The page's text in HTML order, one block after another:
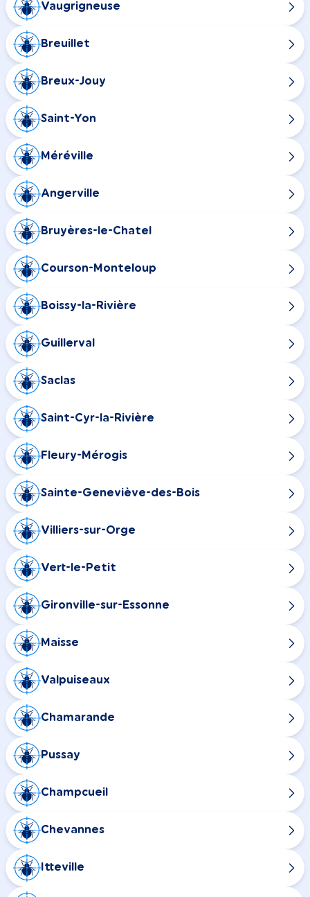
Vaugrigneuse
Breuillet
Breux-Jouy
Saint-Yon
Méréville
Angerville
Bruyères-le-Chatel
Courson-Monteloup
Boissy-la-Rivière
Guillerval
Saclas
Saint-Cyr-la-Rivière
Fleury-Mérogis
Sainte-Geneviève-des-Bois
Villiers-sur-Orge
Vert-le-Petit
Gironville-sur-Essonne
Maisse
Valpuiseaux
Chamarande
Pussay
Champcueil
Chevannes
Itteville